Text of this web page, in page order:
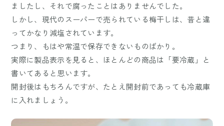
ましたし、それで腐ったことはありませんでした。
しかし、現代のスーパーで売られている梅干しは、昔と違
ってかなり減塩されています。
つまり、もはや常温で保存できないものばかり。
実際に製品表示を見ると、ほとんどの商品は「要冷蔵」と
書いてあると思います。
開封後はもちろんですが、たとえ開封前であっても冷蔵庫
に入れましょう。